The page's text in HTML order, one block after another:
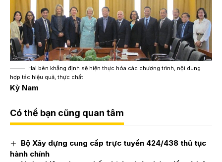
Hai bên khẳng định sẽ hiện thực hóa các chương trình, nội dung
hợp tác hiệu quả, thực chất.
Kỳ Nam
Có thể bạn cũng quan tâm
Bộ Xây dựng cung cấp trực tuyến 424/438 thủ tục
hành chính